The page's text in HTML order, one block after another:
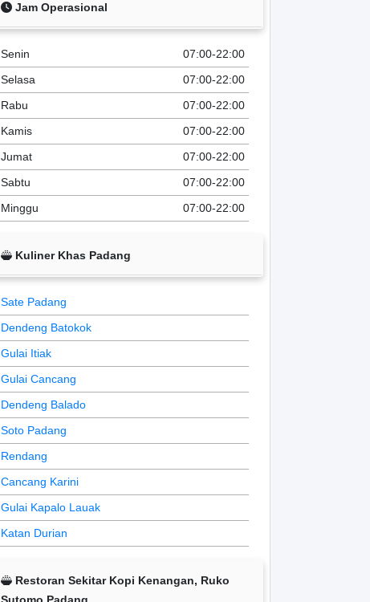
Jam Operasional
Senin
07:00-22:00
Selasa
07:00-22:00
Rabu
07:00-22:00
Kamis
07:00-22:00
Jumat
07:00-22:00
Sabtu
07:00-22:00
Minggu
07:00-22:00
Kuliner Khas Padang
Sate Padang
Dendeng Batokok
Gulai Itiak
Gulai Cancang
Dendeng Balado
Soto Padang
Rendang
Cancang Karini
Gulai Kapalo Lauak
Katan Durian
Restoran Sekitar Kopi Kenangan, Ruko